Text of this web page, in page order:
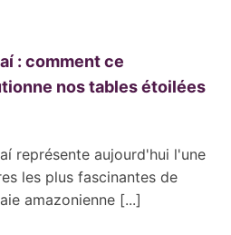
: comment ce
nos tables étoilées
représente aujourd'hui l'une
les plus fascinantes de
amazonienne [...]